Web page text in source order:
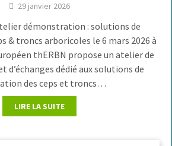
29 janvier 2026
démonstration : solutions de
& troncs arboricoles le 6 mars 2026 à
thERBN propose un atelier de
dédié aux solutions de
des ceps et troncs…
LIRE LA SUITE